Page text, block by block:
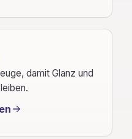
damit Glanz und